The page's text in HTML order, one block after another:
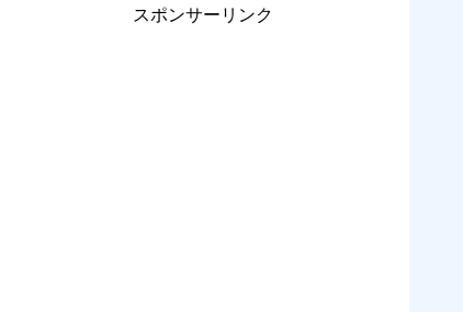
スポンサーリンク